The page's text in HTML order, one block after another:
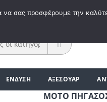
ΚΑΛΩΣ
ΕΝΔΥΣΗ ΑΞΕΣΟΥΑΡ
ΜΟΤΟ ΠΗΓΑΣΟΣ |
να σας προσφέρουμε την